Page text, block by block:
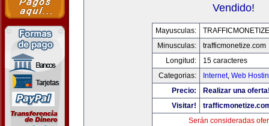
Vendido!
Mayusculas:
Minusculas:
trafficmonetize.com
Longitud:
15 caracteres
Categorias:
Internet, Web
Precio:
Realizar una
Visitar!
Serán consideradas